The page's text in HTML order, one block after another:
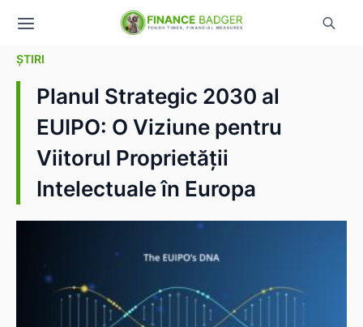
ȘTIRI
Planul Strategic 2030 al
EUIPO: O Viziune pentru
Viitorul Proprietății
Intelectuale în Europa